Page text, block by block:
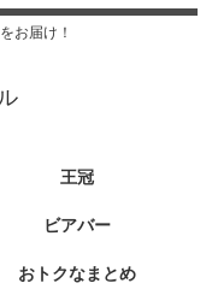
お届け！
王冠
ビアバー
おトクなまとめ